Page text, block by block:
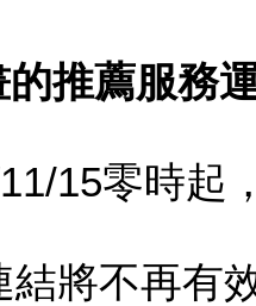
的推薦服務
15零時起
結將不再有